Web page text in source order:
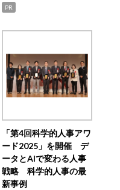
PR
「第4回科学的人事アワ
ード2025」を開催 デ
ータとAIで変わる人事
戦略 科学的人事の最
新事例